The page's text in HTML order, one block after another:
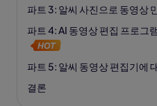
파트 3: 알씨 사진으로 동영상
파트 4: AI 동영상 편집 프로그
파트 5: 알씨 동영상 편집기에
결론